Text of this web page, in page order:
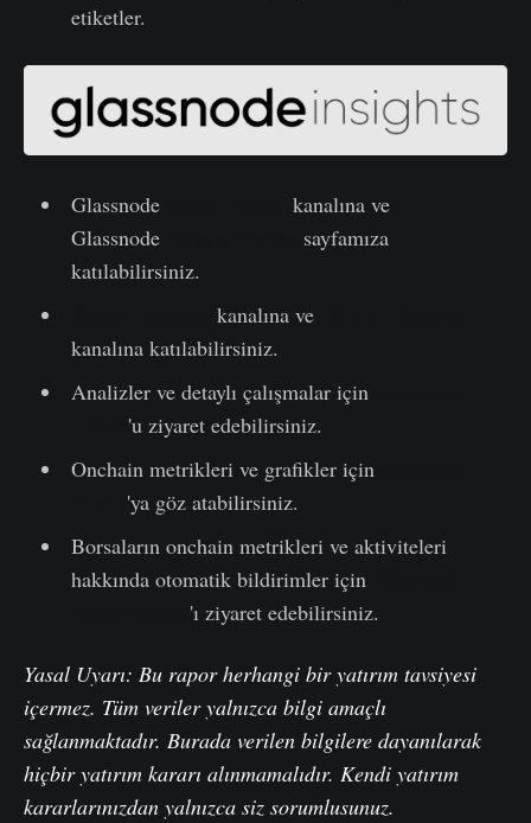
etiketler.
Glassnode
kanalına ve
Glassnode
sayfamıza
katılabilirsiniz.
kanalına ve
kanalına katılabilirsiniz.
Analizler ve detaylı çalışmalar için
'u ziyaret edebilirsiniz.
Onchain metrikleri ve grafikler için
'ya göz atabilirsiniz.
Borsaların onchain metrikleri ve aktiviteleri
hakkında otomatik bildirimler için
'ı ziyaret edebilirsiniz.
Yasal Uyarı: Bu rapor herhangi bir yatırım tavsiyesi
içermez. Tüm veriler yalnızca bilgi amaçlı
sağlanmaktadır. Burada verilen bilgilere dayanılarak
hiçbir yatırım kararı alınmamalıdır. Kendi yatırım
kararlarınızdan yalnızca siz sorumlusunuz.